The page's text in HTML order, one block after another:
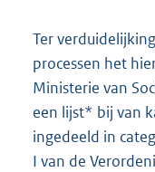
Ter
processen het
Ministerie van
een lijst* bij van
ingedeeld in
I van de